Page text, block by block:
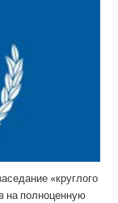
«круглого
на полноценную